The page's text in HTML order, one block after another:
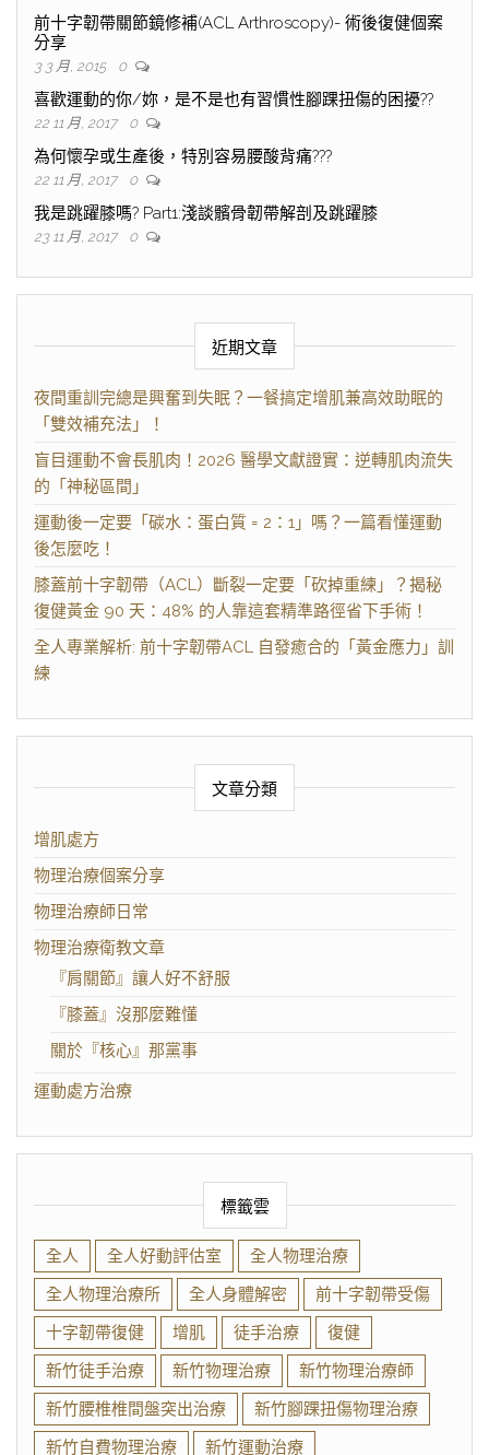
前十字韌帶關節鏡修補(ACL Arthroscopy)- 術後復健個案
分享
3 3 月, 2015 0
喜歡運動的你/妳，是不是也有習慣性腳踝扭傷的困擾??
22 11 月, 2017 0
為何懷孕或生產後，特別容易腰酸背痛???
22 11 月, 2017 0
我是跳躍膝嗎? Part1:淺談髕骨韌帶解剖及跳躍膝
23 11 月, 2017 0
近期文章
夜間重訓完總是興奮到失眠？一餐搞定增肌兼高效助眠的
「雙效補充法」！
盲目運動不會長肌肉！2026 醫學文獻證實：逆轉肌肉流失
的「神秘區間」
運動後一定要「碳水：蛋白質 = 2：1」嗎？一篇看懂運動
後怎麼吃！
膝蓋前十字韌帶（ACL）斷裂一定要「砍掉重練」？揭秘
復健黃金 90 天：48% 的人靠這套精準路徑省下手術！
全人專業解析: 前十字韌帶ACL 自發癒合的「黃金應力」訓
練
文章分類
增肌處方
物理治療個案分享
物理治療師日常
物理治療衛教文章
『肩關節』讓人好不舒服
『膝蓋』沒那麼難懂
關於『核心』那黨事
運動處方治療
標籤雲
全人 全人好動評估室
全人物理治療
全人物理治療所
全人身體解密
前十字韌帶受傷
十字韌帶復健
增肌 徒手治療
復健
新竹徒手治療
新竹物理治療
新竹物理治療師
新竹腰椎椎間盤突出治療
新竹腳踝扭傷物理治療
新竹自費物理治療
新竹運動治療